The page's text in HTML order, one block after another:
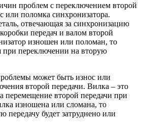
проблем с переключением второй
или поломка синхронизатора.
отвечающая за синхронизацию
передач и валом второй
изношен или поломан, то
при переключении на вторую
может быть износ или
второй передачи. Вилка – это
перемещение второй передачи при
изношена или сломана, то
передачу будет затруднено или